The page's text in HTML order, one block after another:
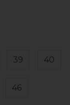
39 40
46